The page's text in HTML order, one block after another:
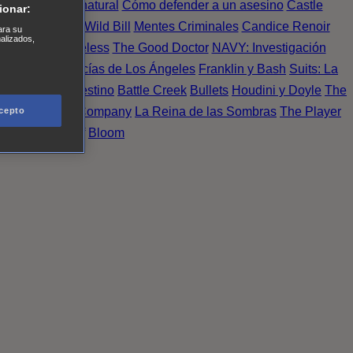
Sobrenatural Cómo defender a un asesino Castle
de Noche Wild Bill Mentes Criminales Candice Renoir
crimen Timeless The Good Doctor NAVY: Investigación
Finest. Policías de Los Ángeles Franklin y Bash Suits: La
Último Destino Battle Creek Bullets Houdini y Doyle The
X Company La Reina de las Sombras The Player
Bloom
su